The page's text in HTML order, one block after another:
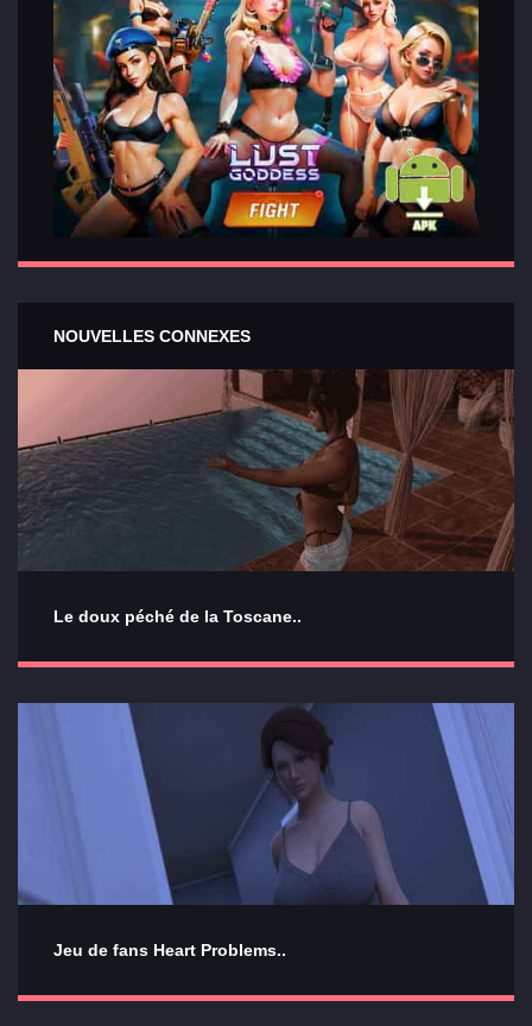
NOUVELLES CONNEXES
Le doux péché de la Toscane..
Jeu de fans Heart Problems..